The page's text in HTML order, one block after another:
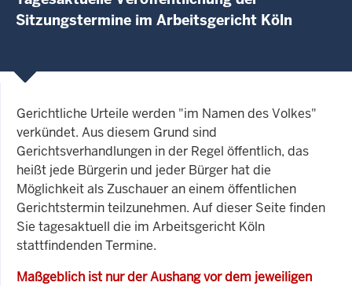
Sitzungstermine im Arbeitsgericht Köln
Gerichtliche Urteile werden "im Namen des Volkes"
verkündet. Aus diesem Grund sind
Gerichtsverhandlungen in der Regel öffentlich, das
heißt jede Bürgerin und jeder Bürger hat die
Möglichkeit als Zuschauer an einem öffentlichen
Gerichtstermin teilzunehmen. Auf dieser Seite finden
Sie tagesaktuell die im Arbeitsgericht Köln
stattfindenden Termine.
Maßgeblich ist nur der Aushang vor dem jeweiligen